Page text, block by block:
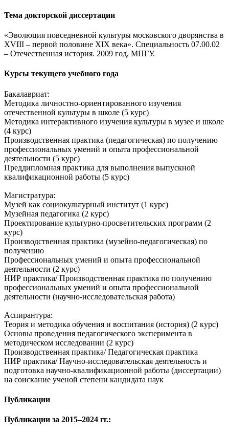
Тема докторской диссертации
«Эволюция повседневной культуры московского дворянства в
ХVIII – первой половине ХIХ века». Специальность 07.00.02
– Отечественная история. 2009 год, МПГУ.
Курсы текущего учебного года
Бакалавриат:
Методика личностно-ориентированного изучения
отечественной культуры в школе (5 курс)
Методика интерактивного изучения культуры в музее и школе
(4 курс)
Производственная практика (педагогическая) по получению
профессиональных умений и опыта профессиональной
деятельности (5 курс)
Преддипломная практика для выполнения выпускной
квалификационной работы (5 курс)
Магистратура:
Музей как социокультурный институт (1 курс)
Музейная педагогика (2 курс)
Проектирование культурно-просветительских программ (2
курс)
Производственная практика (музейно-педагогическая) по
получению
Профессиональных умений и опыта профессиональной
деятельности (2 курс)
НИР практика/ Производственная практика по получению
профессиональных умений и опыта профессиональной
деятельности (научно-исследовательская работа)
Аспирантура:
Теория и методика обучения и воспитания (история) (2 курс)
Основы проведения педагогического эксперимента в
методическом исследовании (2 курс)
Производственная практика/ Педагогическая практика
НИР практика/ Научно-исследовательская деятельность и
подготовка научно-квалификационной работы (диссертации)
на соискание ученой степени кандидата наук
Публикации
Публикации за 2015–2024 гг.: